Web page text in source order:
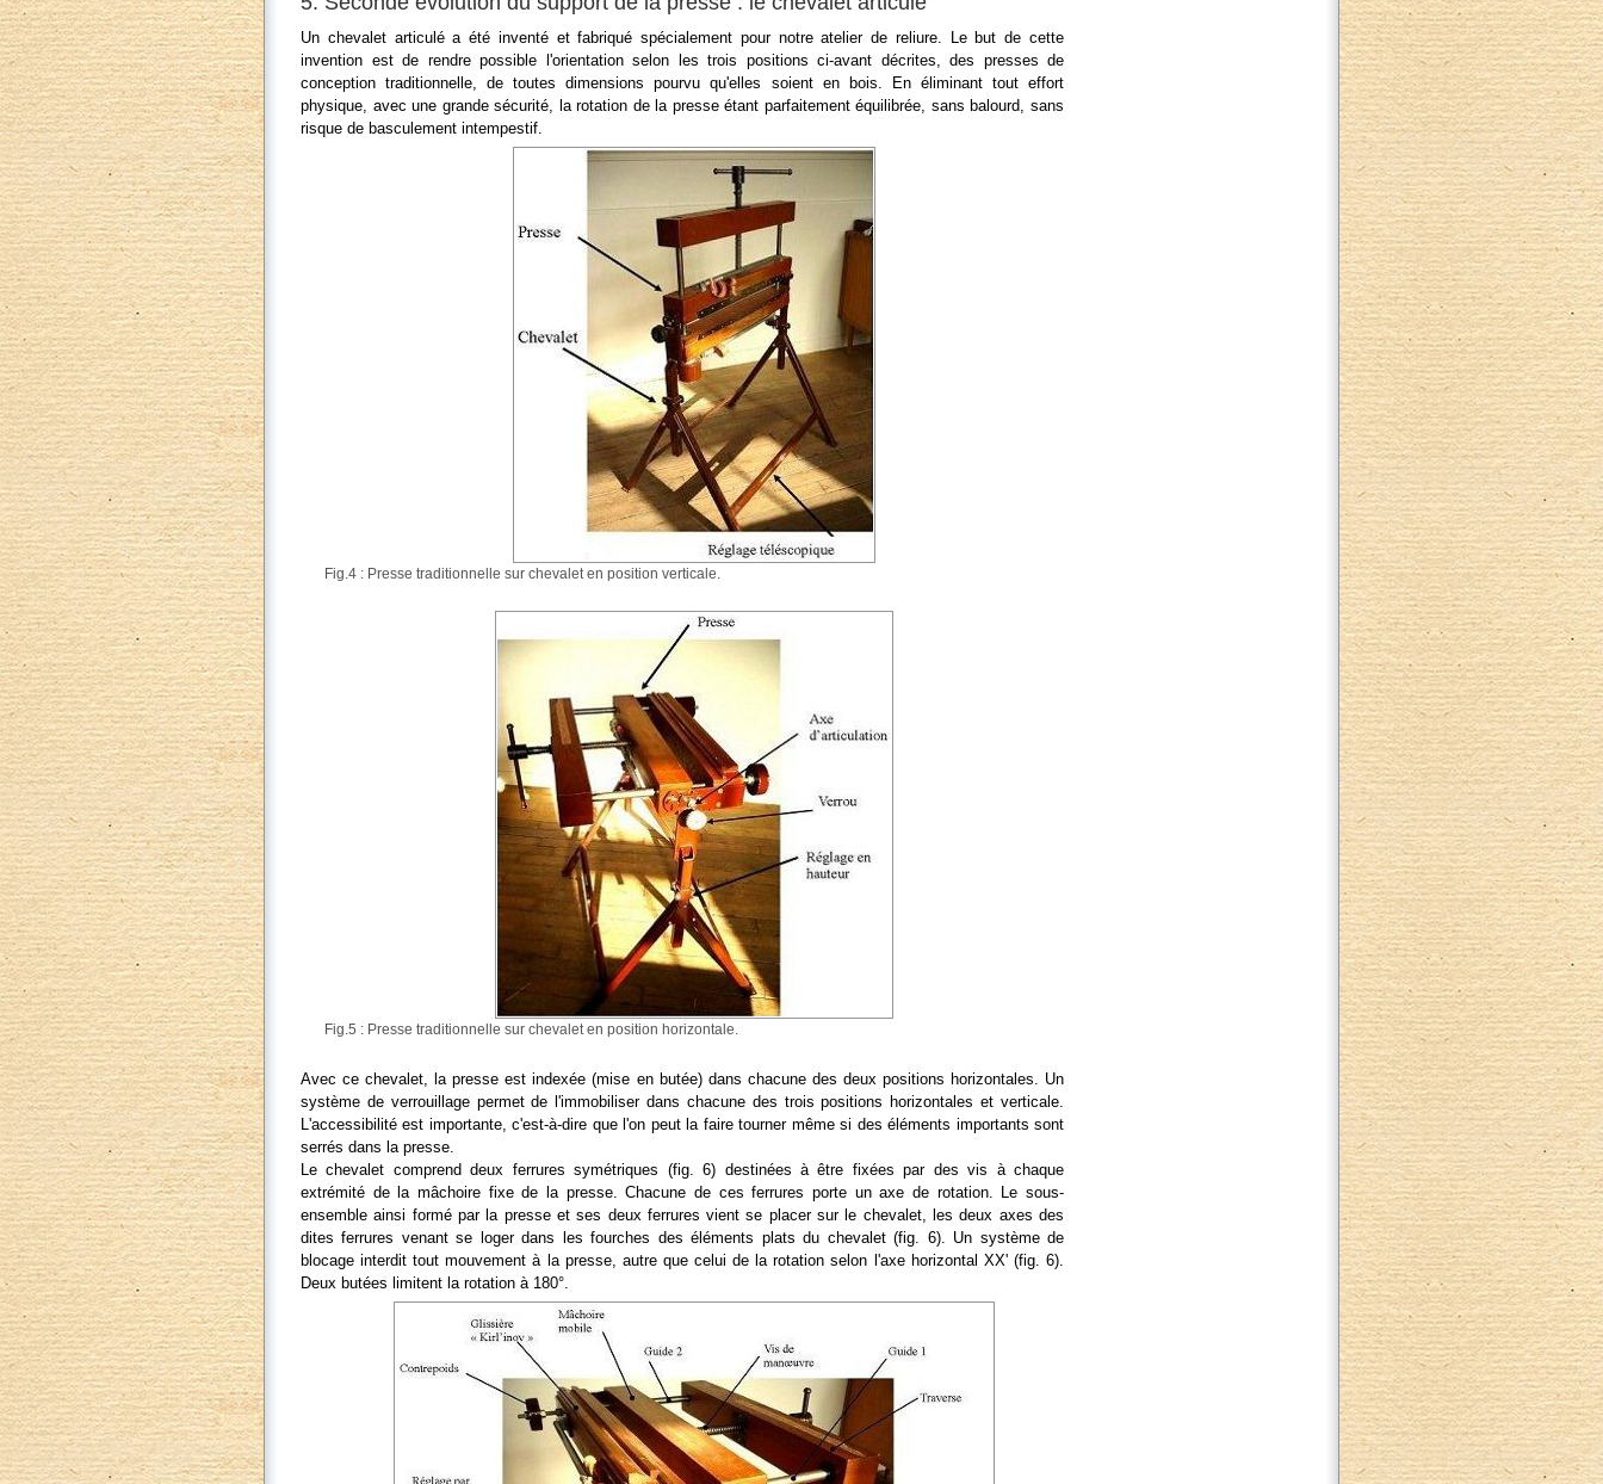
Un chevalet articulé a été inventé et fabriqué spécialement pour notre atelier de reliure. Le but de cette
invention est de rendre possible l'orientation selon les trois positions ci-avant décrites, des presses de
conception traditionnelle, de toutes dimensions pourvu qu'elles soient en bois. En éliminant tout effort
physique, avec une grande sécurité, la rotation de la presse étant parfaitement équilibrée, sans balourd, sans
risque de basculement intempestif.
Fig.4 : Presse traditionnelle sur chevalet en position verticale.
Fig.5 : Presse traditionnelle sur chevalet en position horizontale.
Avec ce chevalet, la presse est indexée (mise en butée) dans chacune des deux positions horizontales. Un
système de verrouillage permet de l'immobiliser dans chacune des trois positions horizontales et verticale.
L'accessibilité est importante, c'est-à-dire que l'on peut la faire tourner même si des éléments importants sont
serrés dans la presse.
Le chevalet comprend deux ferrures symétriques (fig. 6) destinées à être fixées par des vis à chaque
extrémité de la mâchoire fixe de la presse. Chacune de ces ferrures porte un axe de rotation. Le sous-
ensemble ainsi formé par la presse et ses deux ferrures vient se placer sur le chevalet, les deux axes des
dites ferrures venant se loger dans les fourches des éléments plats du chevalet (fig. 6). Un système de
blocage interdit tout mouvement à la presse, autre que celui de la rotation selon l'axe horizontal XX' (fig. 6).
Deux butées limitent la rotation à 180°.